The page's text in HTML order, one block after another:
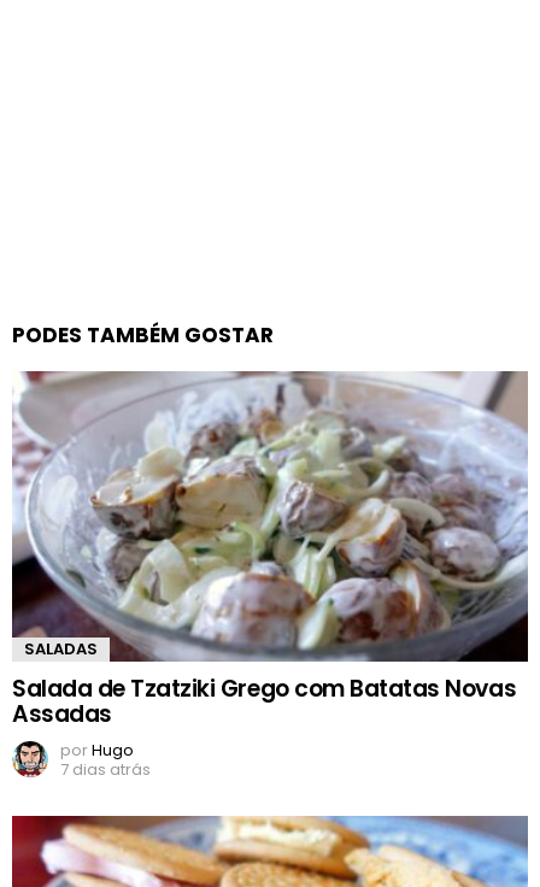
PODES TAMBÉM GOSTAR
SALADAS
Salada de Tzatziki Grego com Batatas Novas
Assadas
porHugo
7 dias atrás